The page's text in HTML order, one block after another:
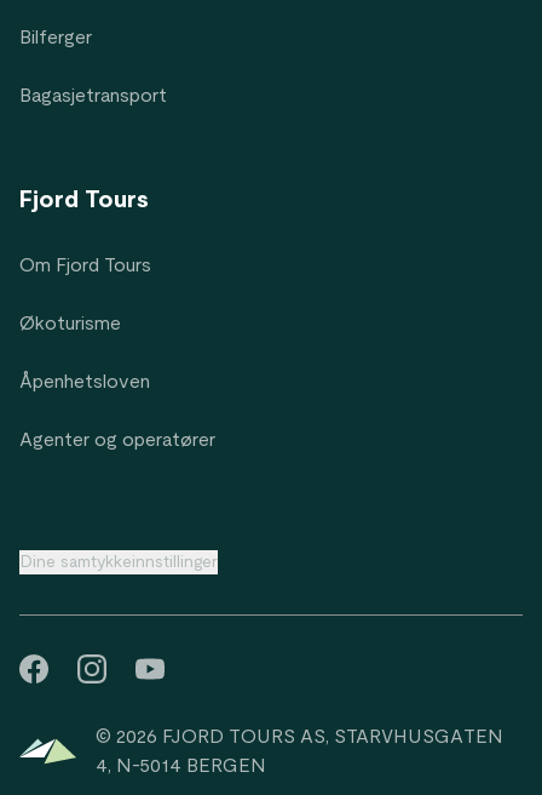
Bilferger
Bagasjetransport
Fjord Tours
Om Fjord Tours
Økoturisme
Åpenhetsloven
Agenter og operatører
Dine samtykkeinnstillinger
© 2026 FJORD TOURS AS, STARVHUSGATEN
4, N-5014 BERGEN